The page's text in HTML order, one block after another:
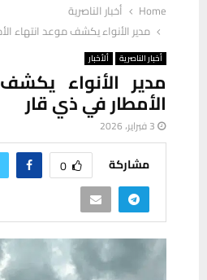
Home
أخبار الناصرية
مدير الأنواء يكشف موعد انتهاء
أخبار الناصرية ألأخبار
مدير الأنواء
الأمطار في ذي قار
3 فبراير، 2026
مشاركة 0